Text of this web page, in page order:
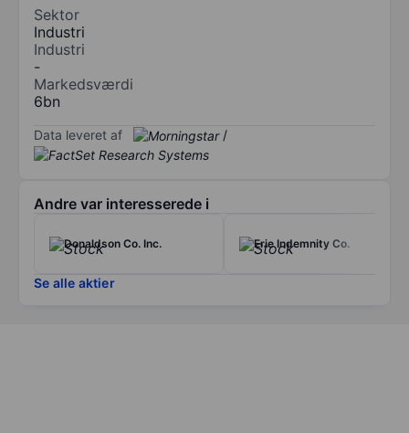
Sektor
Industri
Industri
-
Markedsværdi
6bn
Data leveret af /
Andre var interesserede i
Donaldson Co. Inc. Erie Indemnity Co.
Se alle aktier